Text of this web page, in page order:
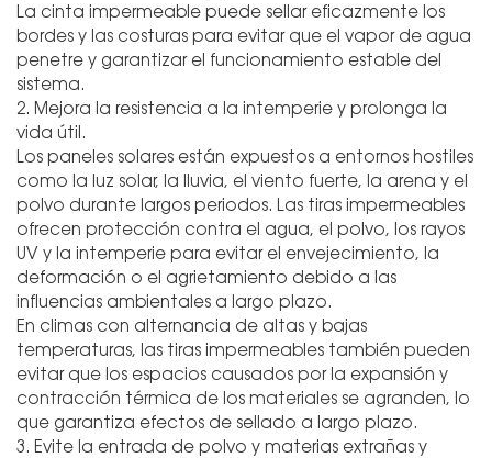
La cinta impermeable puede sellar eficazmente los
bordes y las costuras para evitar que el vapor de agua
penetre y garantizar el funcionamiento estable del
sistema.
2. Mejora la resistencia a la intemperie y prolonga la
vida útil.
Los paneles solares están expuestos a entornos hostiles
como la luz solar, la lluvia, el viento fuerte, la arena y el
polvo durante largos periodos. Las tiras impermeables
ofrecen protección contra el agua, el polvo, los rayos
UV y la intemperie para evitar el envejecimiento, la
deformación o el agrietamiento debido a las
influencias ambientales a largo plazo.
En climas con alternancia de altas y bajas
temperaturas, las tiras impermeables también pueden
evitar que los espacios causados ​​por la expansión y
contracción térmica de los materiales se agranden, lo
que garantiza efectos de sellado a largo plazo.
3. Evite la entrada de polvo y materias extrañas y